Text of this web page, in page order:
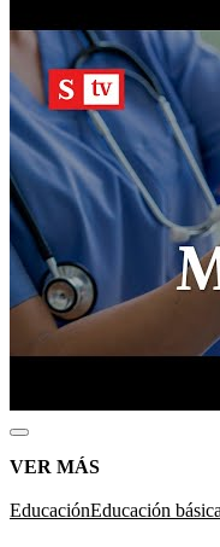
VER MÁS
EducaciónEducación básica